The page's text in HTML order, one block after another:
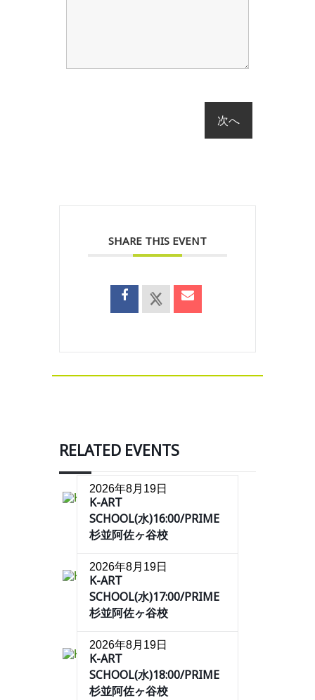
SHARE THIS EVENT
RELATED EVENTS
2026年8月19日
K-ART
SCHOOL(水)16:00/PRIME
杉並阿佐ヶ谷校
2026年8月19日
K-ART
SCHOOL(水)17:00/PRIME
杉並阿佐ヶ谷校
2026年8月19日
K-ART
SCHOOL(水)18:00/PRIME
杉並阿佐ヶ谷校